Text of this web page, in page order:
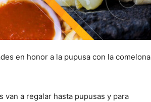
en honor a la pupusa con la comelona
van a regalar hasta pupusas y para